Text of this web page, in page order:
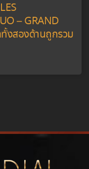
– GRAND
งสองด้านถูกรวม